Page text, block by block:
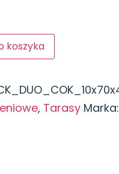
koszyka
, Tarasy Marka: